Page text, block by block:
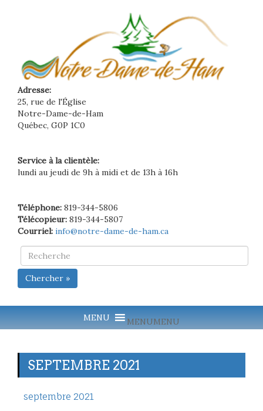
Adresse:
25, rue de l'Église
Notre-Dame-de-Ham
Québec, G0P 1C0
Service à la clientèle:
lundi au jeudi de 9h à midi et de 13h à 16h
Téléphone: 819-344-5806
Télécopieur: 819-344-5807
Courriel: info@notre-dame-de-ham.ca
Chercher »
MENUMENU
SEPTEMBRE 2021
septembre 2021